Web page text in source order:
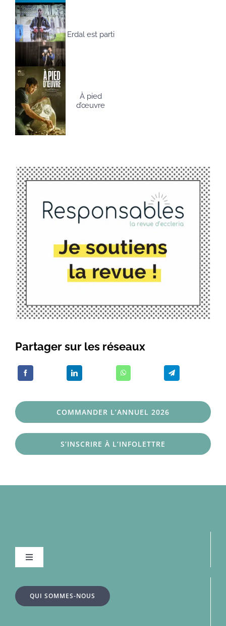
Erdal est parti
À pied
d’œuvre
Partager sur les réseaux
COMMANDER L’ANNUEL 2026
S’INSCRIRE À L’INFOLETTRE
Navigation
QUI SOMMES-NOUS